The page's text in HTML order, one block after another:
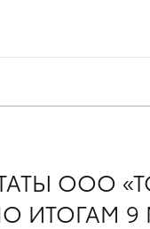
ООО
ИТОГАМ 9